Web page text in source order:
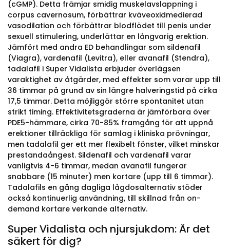
(cGMP). Detta främjar smidig muskelavslappning i
corpus cavernosum, förbättrar kväveoxidmedierad
vasodilation och förbättrar blodflödet till penis under
sexuell stimulering, underlättar en långvarig erektion.
Jämfört med andra ED behandlingar som sildenafil
(Viagra), vardenafil (Levitra), eller avanafil (Stendra),
tadalafil i Super Vidalista erbjuder överlägsen
varaktighet av åtgärder, med effekter som varar upp till
36 timmar på grund av sin längre halveringstid på cirka
17,5 timmar. Detta möjliggör större spontanitet utan
strikt timing. Effektivitetsgraderna är jämförbara över
PDE5-hämmare, cirka 70-85% framgång för att uppnå
erektioner tillräckliga för samlag i kliniska prövningar,
men tadalafil ger ett mer flexibelt fönster, vilket minskar
prestandaångest. Sildenafil och vardenafil varar
vanligtvis 4-6 timmar, medan avanafil fungerar
snabbare (15 minuter) men kortare (upp till 6 timmar).
Tadalafils en gång dagliga lågdosalternativ stöder
också kontinuerlig användning, till skillnad från on-
demand kortare verkande alternativ.
Super Vidalista och njursjukdom: Är det
säkert för dig?